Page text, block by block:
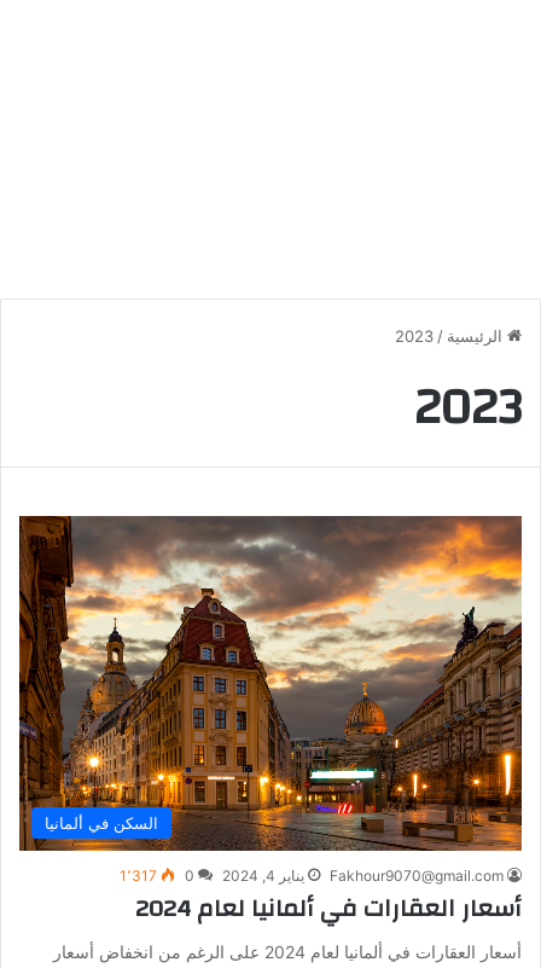
الرئيسية /
2023
2023
السكن في ألمانيا
Fakhour9070@gmail.com يناير 4, 2024 0 1٬317
أسعار العقارات في ألمانيا لعام 2024
أسعار العقارات في ألمانيا لعام 2024 على الرغم من انخفاض أسعار